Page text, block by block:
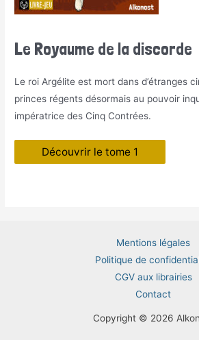
Le Royaume de la discorde
Le roi Argélite est mort dans d’étranges
princes régents désormais au pouvoir
impératrice des Cinq Contrées.
Découvrir le tome 1
Mentions légales
Politique de
CGV aux librairies
Contact
Copyright © 2026